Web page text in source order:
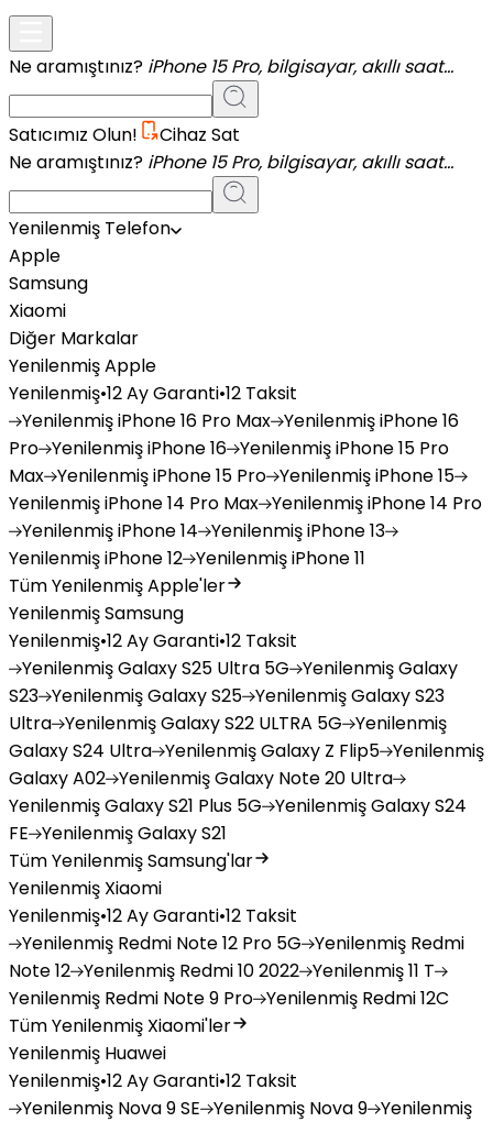
Ne aramıştınız? iPhone 15 Pro, bilgisayar, akıllı saat...
Satıcımız Olun!
Cihaz Sat
Ne aramıştınız? iPhone 15 Pro, bilgisayar, akıllı saat...
Yenilenmiş Telefon
Apple
Samsung
Xiaomi
Diğer Markalar
Yenilenmiş Apple
Yenilenmiş•12 Ay Garanti•12 Taksit
YenilenmişiPhone 16 Pro Max YenilenmişiPhone 16
Pro YenilenmişiPhone 16 YenilenmişiPhone 15 Pro
Max YenilenmişiPhone 15 Pro YenilenmişiPhone 15
YenilenmişiPhone 14 Pro Max YenilenmişiPhone 14 Pro
YenilenmişiPhone 14 YenilenmişiPhone 13
YenilenmişiPhone 12 YenilenmişiPhone 11
Tüm Yenilenmiş Apple'ler
Yenilenmiş Samsung
Yenilenmiş•12 Ay Garanti•12 Taksit
YenilenmişGalaxy S25 Ultra 5G YenilenmişGalaxy
S23 YenilenmişGalaxy S25 YenilenmişGalaxy S23
Ultra YenilenmişGalaxy S22 ULTRA 5G Yenilenmiş
Galaxy S24 Ultra YenilenmişGalaxy Z Flip5 Yenilenmiş
Galaxy A02 YenilenmişGalaxy Note 20 Ultra
YenilenmişGalaxy S21 Plus 5G YenilenmişGalaxy S24
FE YenilenmişGalaxy S21
Tüm Yenilenmiş Samsung'lar
Yenilenmiş Xiaomi
Yenilenmiş•12 Ay Garanti•12 Taksit
Yenilenmiş Redmi Note 12 Pro 5G Yenilenmiş Redmi
Note 12 Yenilenmiş Redmi 10 2022 Yenilenmiş11 T
Yenilenmiş Redmi Note 9 Pro Yenilenmiş Redmi 12C
Tüm Yenilenmiş Xiaomi'ler
Yenilenmiş Huawei
Yenilenmiş•12 Ay Garanti•12 Taksit
Yenilenmiş Nova 9 SE Yenilenmiş Nova 9 Yenilenmiş